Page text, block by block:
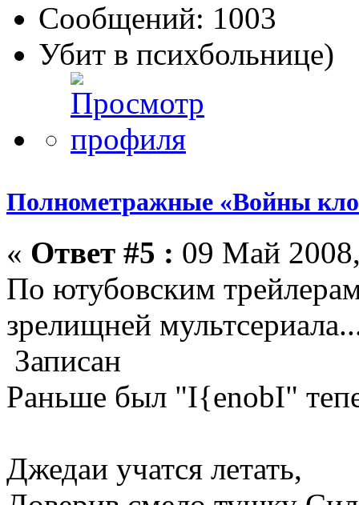
Сообщений: 1003
Убит в психбольнице)
Полнометражные «Войны
« Ответ #5 : 09 Май
По ютубовским
зрелищней
Записан
Раньше был "I{enobI"
Джедаи учатся летать,